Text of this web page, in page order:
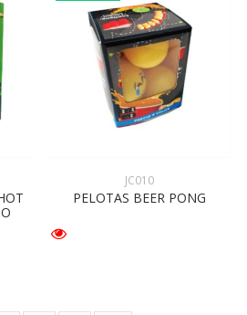
JC010
PELOTAS BEER PONG